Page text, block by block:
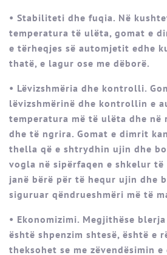
• Stabiliteti dhe fuqia. Në
temperatura të ulëta, gomat e
e tërheqjes së automjetit edhe
thatë, e lagur ose me dëborë.
• Lëvizshmëria dhe kontrolli.
lëvizshmërinë dhe kontrollin e
temperatura më të ulëta dhe në
dhe të ngrira. Gomat e dimrit
thella që e shtrydhin ujin dhe
vogla në sipërfaqen e shkelur
janë bërë për të hequr ujin dhe
siguruar qëndrueshmëri më të
• Ekonomizimi. Megjithëse
është shpenzim shtesë, është e
theksohet se me zëvendësimin